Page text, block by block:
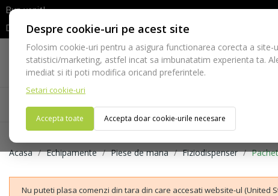
Despre cookie-uri pe acest site
Folosim cookie-uri pentru a asigura functionarea corecta a site-
statistici/marketing, astfel incat sa imbunatatim experienta ta.
imediat si iti poti modifica oricand preferintele.
Setari cookie-uri
Accepta toate Accepta doar cookie-urile necesare
Bun venit!
Dupa efectuarea comenzii va rugam sa asteptati confirmarea
Telefon:
021-528 03 23
Acasa Consumabile Echipamente
Acasa Echipamente Piese de mana Fiziodispenser
Nu puteti plasa comenzi din tara din care accesati website-ul (United